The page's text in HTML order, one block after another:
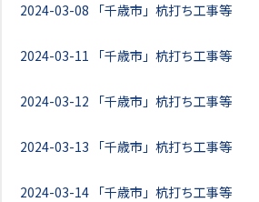
2024-03-08 「千歳市」杭打ち工事等
2024-03-11 「千歳市」杭打ち工事等
2024-03-12 「千歳市」杭打ち工事等
2024-03-13 「千歳市」杭打ち工事等
2024-03-14 「千歳市」杭打ち工事等